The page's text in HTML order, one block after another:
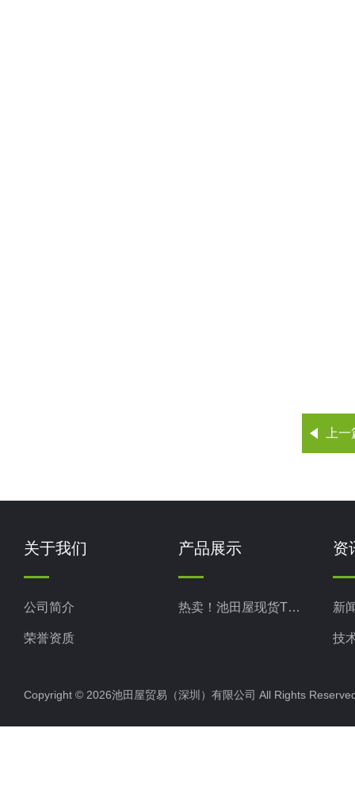
上
关于我们
公司简介
荣誉资质
产品展示
热卖！池田屋现货TKD武田
资
新
技
Copyright © 2026池田屋贸易（深圳）有限公司 All Rights